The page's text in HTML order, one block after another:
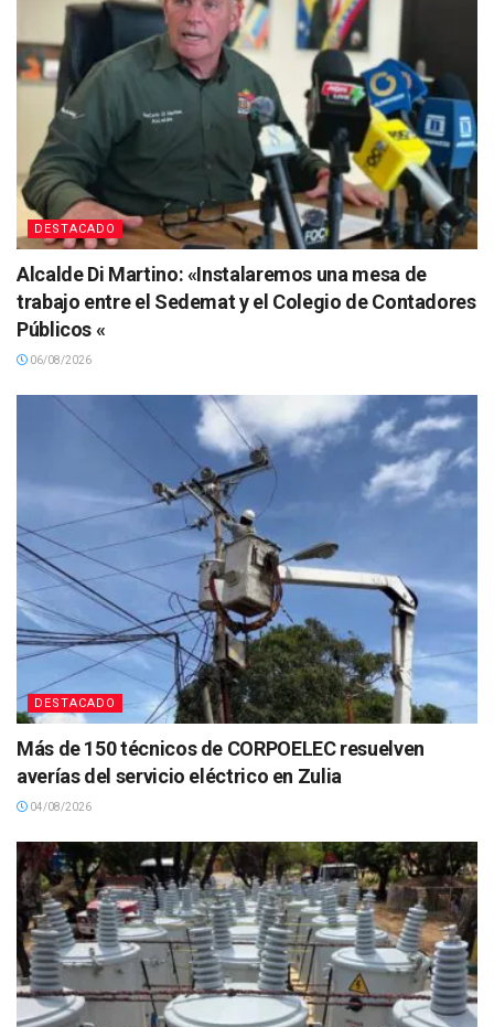
DESTACADO
Alcalde Di Martino: «Instalaremos una mesa de
trabajo entre el Sedemat y el Colegio de Contadores
Públicos «
06/08/2026
DESTACADO
Más de 150 técnicos de CORPOELEC resuelven
averías del servicio eléctrico en Zulia
04/08/2026